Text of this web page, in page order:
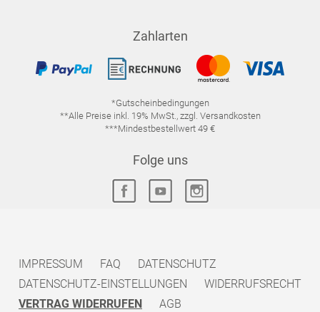
Zahlarten
*Gutscheinbedingungen
**Alle Preise inkl. 19% MwSt., zzgl. Versandkosten
***Mindestbestellwert 49 €
Folge uns
IMPRESSUM FAQ
DATENSCHUTZ
DATENSCHUTZ-EINSTELLUNGEN
WIDERRUFSRECHT
VERTRAG WIDERRUFEN
AGB